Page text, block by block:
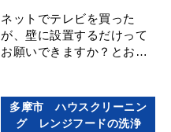
ネットでテレビを買った
が、壁に設置するだけって
お願いできますか？とお問
工事の街の電気屋さんにお
任せくださ･･･
多摩市 ハウスクリーニン
グ レンジフードの洗浄